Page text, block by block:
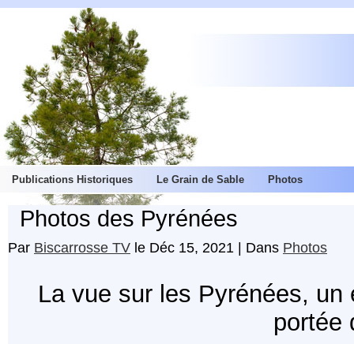
Publications Historiques Le Grain de Sable Photos
Photos des Pyrénées
Par Biscarrosse TV le Déc 15, 2021 | Dans Photos
La vue sur les Pyrénées, un
portée